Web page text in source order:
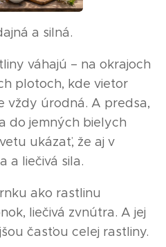
a silná.
váhajú – na okrajoch
plotoch, kde vietor
vždy úrodná. A predsa,
do jemných bielych
ukázať, že aj v
a liečivá sila.
ako rastlinu
liečivá zvnútra. A jej
časťou celej rastliny.